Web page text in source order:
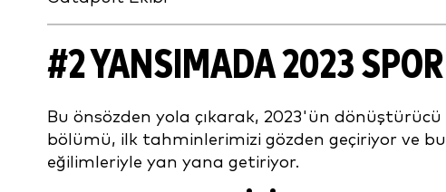
#2 YANSIMADA 2023 SPOR
Bu önsözden yola çıkarak, 2023'ün dönüştürücü
bölümü, ilk tahminlerimizi gözden geçiriyor ve
eğilimleriyle yan yana getiriyor.